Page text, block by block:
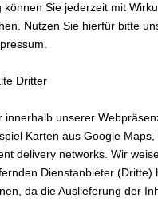
können Sie jederzeit mit
Nutzen Sie hierfür bitte
Dritter
innerhalb unserer
Karten aus Google Maps,
delivery networks. Wir
Dienstanbieter (Dritte)
da die Auslieferung der